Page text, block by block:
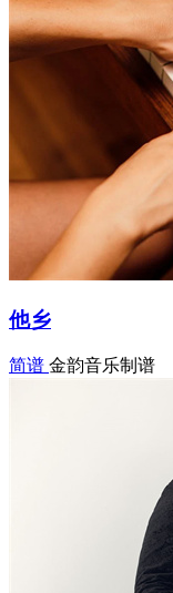
他乡
简谱 金韵音乐制谱